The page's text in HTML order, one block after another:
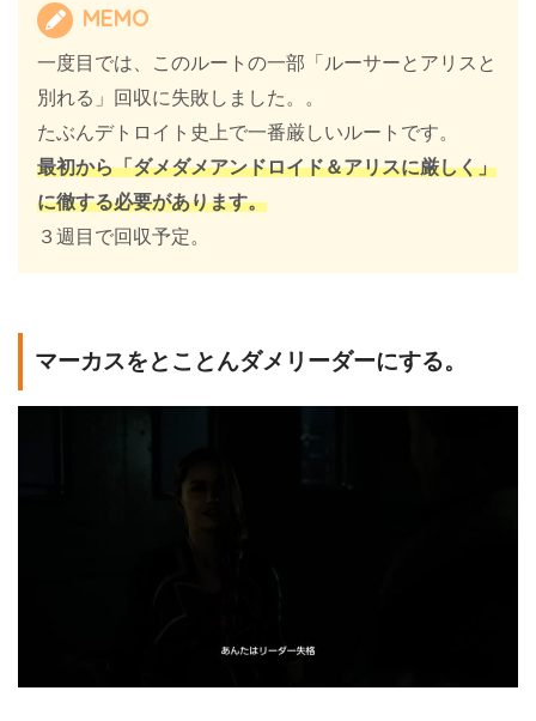
MEMO
一度目では、このルートの一部「ルーサーとアリスと
別れる」回収に失敗しました。。
たぶんデトロイト史上で一番厳しいルートです。
最初から「ダメダメアンドロイド＆アリスに厳しく」
に徹する必要があります。
３週目で回収予定。
マーカスをとことんダメリーダーにする。